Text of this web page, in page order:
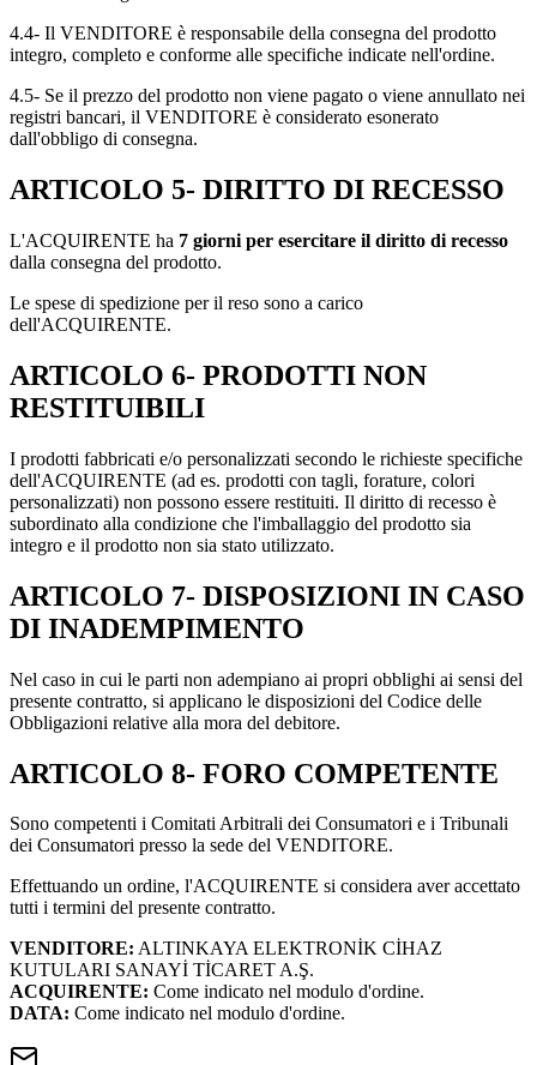
4.4- Il VENDITORE è responsabile della consegna del prodotto
integro, completo e conforme alle specifiche indicate nell'ordine.
4.5- Se il prezzo del prodotto non viene pagato o viene annullato nei
registri bancari, il VENDITORE è considerato esonerato
dall'obbligo di consegna.
ARTICOLO 5- DIRITTO DI RECESSO
L'ACQUIRENTE ha 7 giorni per esercitare il diritto di recesso
dalla consegna del prodotto.
Le spese di spedizione per il reso sono a carico
dell'ACQUIRENTE.
ARTICOLO 6- PRODOTTI NON
RESTITUIBILI
I prodotti fabbricati e/o personalizzati secondo le richieste specifiche
dell'ACQUIRENTE (ad es. prodotti con tagli, forature, colori
personalizzati) non possono essere restituiti. Il diritto di recesso è
subordinato alla condizione che l'imballaggio del prodotto sia
integro e il prodotto non sia stato utilizzato.
ARTICOLO 7- DISPOSIZIONI IN CASO
DI INADEMPIMENTO
Nel caso in cui le parti non adempiano ai propri obblighi ai sensi del
presente contratto, si applicano le disposizioni del Codice delle
Obbligazioni relative alla mora del debitore.
ARTICOLO 8- FORO COMPETENTE
Sono competenti i Comitati Arbitrali dei Consumatori e i Tribunali
dei Consumatori presso la sede del VENDITORE.
Effettuando un ordine, l'ACQUIRENTE si considera aver accettato
tutti i termini del presente contratto.
VENDITORE: ALTINKAYA ELEKTRONİK CİHAZ
KUTULARI SANAYİ TİCARET A.Ş.
ACQUIRENTE: Come indicato nel modulo d'ordine.
DATA: Come indicato nel modulo d'ordine.